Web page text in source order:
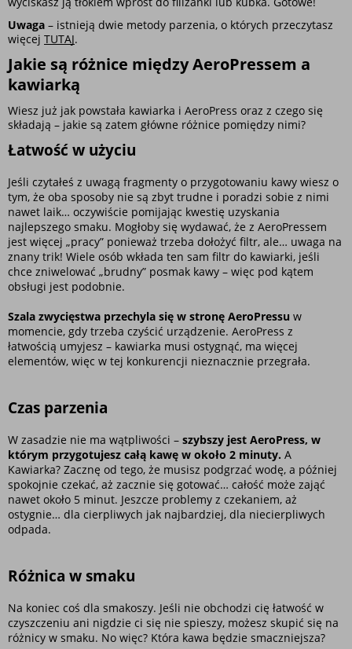
Uwaga – istnieją dwie metody parzenia, o których przeczytasz
więcej TUTAJ.
Jakie są różnice między AeroPressem a
kawiarką
Wiesz już jak powstała kawiarka i AeroPress oraz z czego się
składają – jakie są zatem główne różnice pomiędzy nimi?
Łatwość w użyciu
Jeśli czytałeś z uwagą fragmenty o przygotowaniu kawy wiesz o
tym, że oba sposoby nie są zbyt trudne i poradzi sobie z nimi
nawet laik… oczywiście pomijając kwestię uzyskania
najlepszego smaku. Mogłoby się wydawać, że z AeroPressem
jest więcej „pracy” ponieważ trzeba dołożyć filtr, ale… uwaga na
znany trik! Wiele osób wkłada ten sam filtr do kawiarki, jeśli
chce zniwelować „brudny” posmak kawy – więc pod kątem
obsługi jest podobnie.
Szala zwycięstwa przechyla się w stronę AeroPressu w
momencie, gdy trzeba czyścić urządzenie. AeroPress z
łatwością umyjesz – kawiarka musi ostygnąć, ma więcej
elementów, więc w tej konkurencji nieznacznie przegrała.
Czas parzenia
W zasadzie nie ma wątpliwości – szybszy jest AeroPress, w
którym przygotujesz całą kawę w około 2 minuty. A
Kawiarka? Zacznę od tego, że musisz podgrzać wodę, a później
spokojnie czekać, aż zacznie się gotować… całość może zająć
nawet około 5 minut. Jeszcze problemy z czekaniem, aż
ostygnie… dla cierpliwych jak najbardziej, dla niecierpliwych
odpada.
Różnica w smaku
Na koniec coś dla smakoszy. Jeśli nie obchodzi cię łatwość w
czyszczeniu ani nigdzie ci się nie spieszy, możesz skupić się na
różnicy w smaku. No więc? Która kawa będzie smaczniejsza?